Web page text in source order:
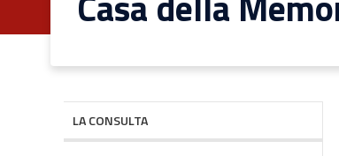
LA CONSULTA